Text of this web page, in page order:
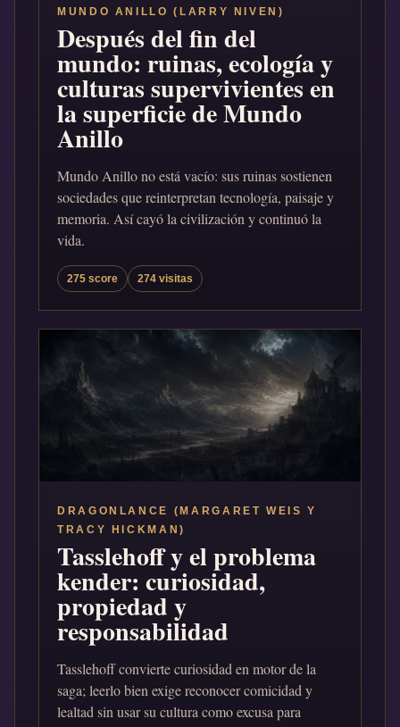
MUNDO ANILLO (LARRY NIVEN)
Después del fin del
mundo: ruinas, ecología y
culturas supervivientes en
la superficie de Mundo
Anillo
Mundo Anillo no está vacío: sus ruinas sostienen
sociedades que reinterpretan tecnología, paisaje y
memoria. Así cayó la civilización y continuó la
vida.
275 score 274 visitas
DRAGONLANCE (MARGARET WEIS Y
TRACY HICKMAN)
Tasslehoff y el problema
kender: curiosidad,
propiedad y
responsabilidad
Tasslehoff convierte curiosidad en motor de la
saga; leerlo bien exige reconocer comicidad y
lealtad sin usar su cultura como excusa para